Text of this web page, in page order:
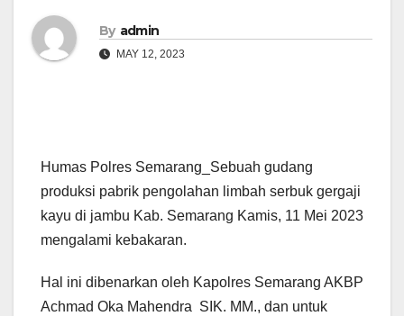
By admin
MAY 12, 2023
Humas Polres Semarang_Sebuah gudang
produksi pabrik pengolahan limbah serbuk gergaji
kayu di jambu Kab. Semarang Kamis, 11 Mei 2023
mengalami kebakaran.
Hal ini dibenarkan oleh Kapolres Semarang AKBP
Achmad Oka Mahendra SIK. MM., dan untuk